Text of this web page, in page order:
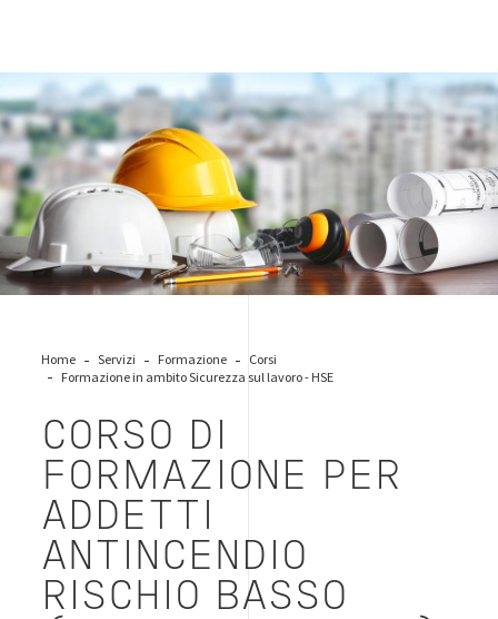
caschetti-sicurezza
Home Servizi Formazione
Corsi
Formazione in ambito Sicurezza sul lavoro - HSE
CORSO DI
FORMAZIONE PER
ADDETTI
ANTINCENDIO
RISCHIO BASSO